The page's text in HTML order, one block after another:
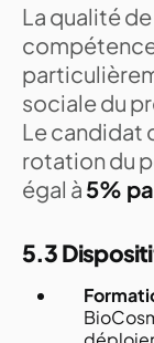
La qualité
sociale du
Le candidat
rotation du
égal à 5%
5.3